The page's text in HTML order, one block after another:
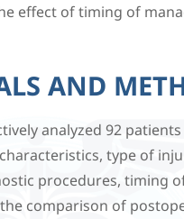
effect of timing of
AND
analyzed 92
type of
procedures, timing
comparison of